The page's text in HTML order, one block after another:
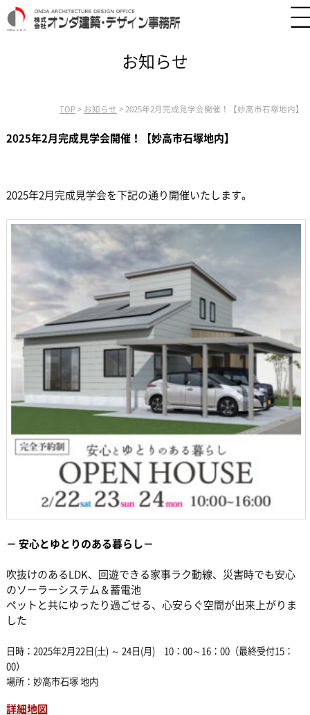
お知らせ
TOP > お知らせ >2025年2月完成見学会開催！【妙高市石塚地内】
2025年2月完成見学会開催！【妙高市石塚地内】
2025年2月完成見学会を下記の通り開催いたします。
－ 安心とゆとりのある暮らし－
吹抜けのあるLDK、回遊できる家事ラク動線、災害時でも安心
のソーラーシステム＆蓄電池
ペットと共にゆったり過ごせる、心安らぐ空間が出来上がりま
した
日時：2025年2月22日(土) ～ 24日(月) 10：00～16：00（最終受付15：
00）
場所：妙高市石塚 地内
詳細地図